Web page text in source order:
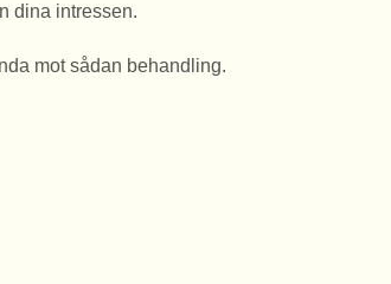
dina intressen.
mot sådan behandling.